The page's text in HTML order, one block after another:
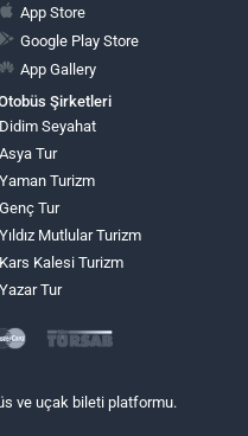
App Store
Google Play Store
App Gallery
Şirketleri
Didim Seyahat
Asya Tur
Yaman Turizm
Genç Tur
Yıldız Mutlular Turizm
Kars Kalesi Turizm
Yazar Tur
ve uçak bileti platformu.